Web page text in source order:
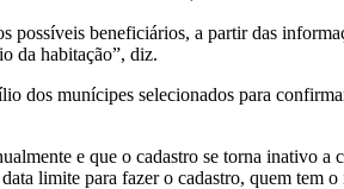
beneficiários, a partir das
da habitação”, diz.
dos munícipes selecionados para
e que o cadastro se torna inativo
limite para fazer o cadastro, quem tem